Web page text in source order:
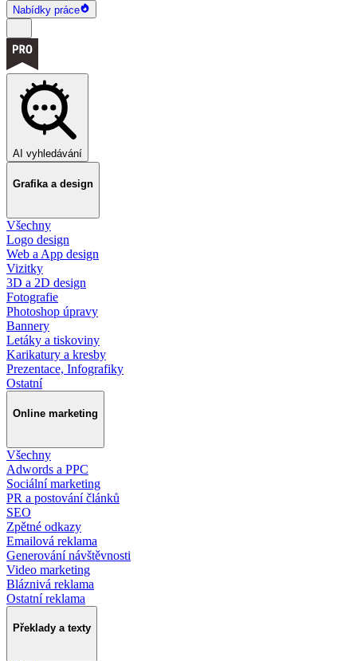
Nabídky práce
AI vyhledávání
Grafika a design
Všechny
Logo design
Web a App design
Vizitky
3D a 2D design
Fotografie
Photoshop úpravy
Bannery
Letáky a tiskoviny
Karikatury a kresby
Prezentace, Infografiky
Ostatní
Online marketing
Všechny
Adwords a PPC
Sociální marketing
PR a postování článků
SEO
Zpětné odkazy
Emailová reklama
Generování návštěvnosti
Video marketing
Bláznivá reklama
Ostatní reklama
Překlady a texty